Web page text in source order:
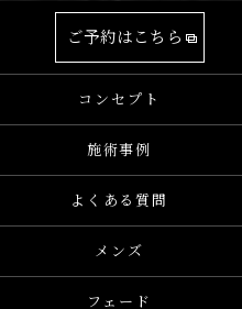
ご予約はこちら
コンセプト
施術事例
よくある質問
メンズ
フェード